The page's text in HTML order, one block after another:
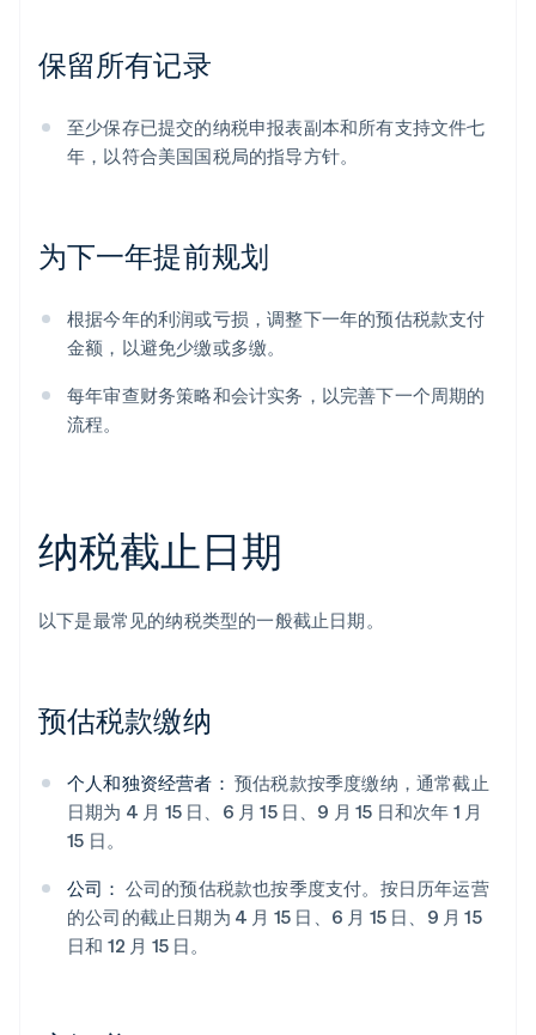
保留所有记录
至少保存已提交的纳税申报表副本和所有支持文件七
年，以符合美国国税局的指导方针。
为下一年提前规划
根据今年的利润或亏损，调整下一年的预估税款支付
金额，以避免少缴或多缴。
每年审查财务策略和会计实务，以完善下一个周期的
流程。
纳税截止日期
以下是最常见的纳税类型的一般截止日期。
预估税款缴纳
个人和独资经营者： 预估税款按季度缴纳，通常截止
日期为 4 月 15 日、6 月 15 日、9 月 15 日和次年 1 月
15 日。
公司： 公司的预估税款也按季度支付。按日历年运营
的公司的截止日期为 4 月 15 日、6 月 15 日、9 月 15
日和 12 月 15 日。